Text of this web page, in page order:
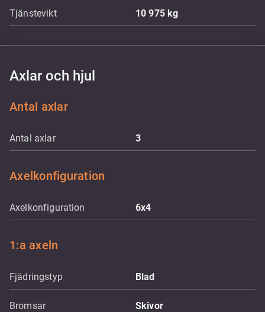
Tjänstevikt 10 975kg
Axlar och hjul
Antal axlar
Antal axlar 3
Axelkonfiguration
Axelkonfiguration 6x4
1:a axeln
Fjädringstyp Blad
Bromsar Skivor